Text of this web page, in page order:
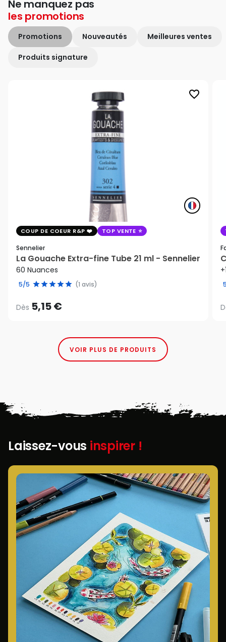
Ne manquez pas
les promotions
Promotions Nouveautés Meilleures ventes
Produits signature
favorite_border
COUP DE COEUR R&P TOP VENTE
Sennelier
La Gouache Extra-fine Tube 21 ml - Sennelier
60 Nuances
5/5 (1 avis)
Dès 5,15 €
VOIR PLUS DE PRODUITS
Laissez-vous inspirer !